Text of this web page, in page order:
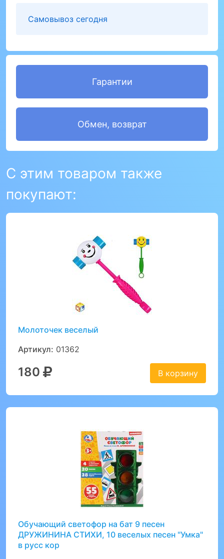
Самовывоз сегодня
Гарантии
Обмен, возврат
С этим товаром также
покупают:
Молоточек веселый
Артикул: 01362
180 В корзину
Обучающий светофор на бат 9 песен
ДРУЖИНИНА СТИХИ, 10 веселых песен "Умка"
в русс кор